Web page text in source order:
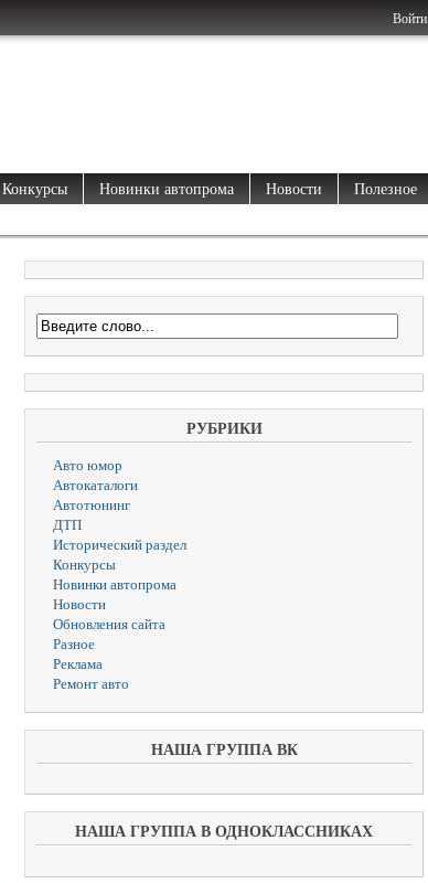
Войти
Конкурсы Новинки автопрома Новости Полезное
РУБРИКИ
Авто юмор
Автокаталоги
Автотюнинг
ДТП
Исторический раздел
Конкурсы
Новинки автопрома
Новости
Обновления сайта
Разное
Реклама
Ремонт авто
НАША ГРУППА ВК
НАША ГРУППА В ОДНОКЛАССНИКАХ